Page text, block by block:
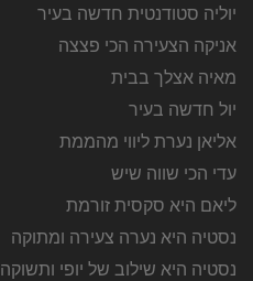
יוליה סטודנטית חדשה בעיר
אניקה הצעירה הכי פצצה
מאיה אצלך בבית
יול חדשה בעיר
אליאן נערת ליווי מהממת
עדי הכי שווה שיש
ליאם היא סקסית זורמת
נסטיה היא נערה צעירה ומתוקה
נסטיה היא שילוב של יופי ותשוקה